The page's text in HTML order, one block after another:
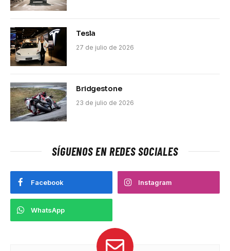
Tesla
27 de julio de 2026
Bridgestone
23 de julio de 2026
SÍGUENOS EN REDES SOCIALES
Facebook Instagram
WhatsApp